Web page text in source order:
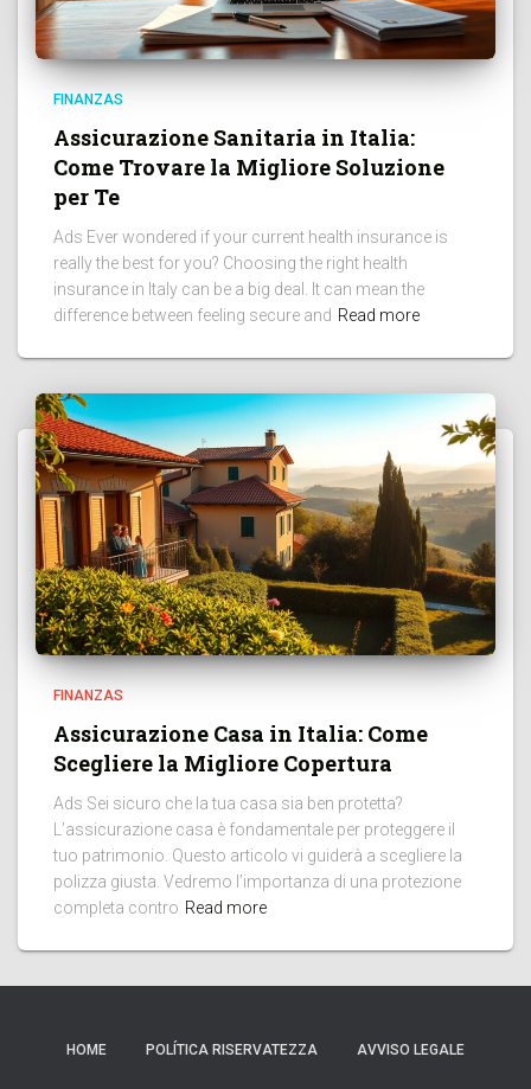
FINANZAS
Assicurazione Sanitaria in Italia:
Come Trovare la Migliore Soluzione
per Te
Ads Ever wondered if your current health insurance is
really the best for you? Choosing the right health
insurance in Italy can be a big deal. It can mean the
difference between feeling secure and Read more
FINANZAS
Assicurazione Casa in Italia: Come
Scegliere la Migliore Copertura
Ads Sei sicuro che la tua casa sia ben protetta?
L’assicurazione casa è fondamentale per proteggere il
tuo patrimonio. Questo articolo vi guiderà a scegliere la
polizza giusta. Vedremo l’importanza di una protezione
completa contro Read more
HOME POLÍTICA RISERVATEZZA AVVISO LEGALE